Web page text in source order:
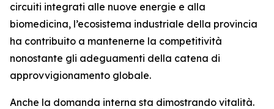
circuiti integrati alle nuove energie e alla
biomedicina, l’ecosistema industriale della provincia
ha contribuito a mantenerne la competitività
nonostante gli adeguamenti della catena di
approvvigionamento globale.
Anche la domanda interna sta dimostrando vitalità.